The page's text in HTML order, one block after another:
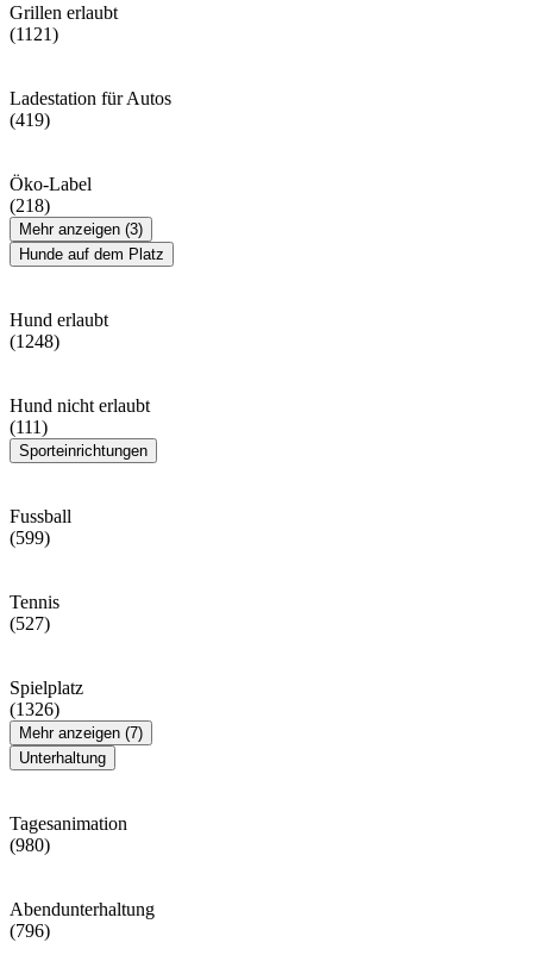
Grillen erlaubt
(1121)
Ladestation für Autos
(419)
Öko-Label
(218)
Mehr anzeigen (3)
Hunde auf dem Platz
Hund erlaubt
(1248)
Hund nicht erlaubt
(111)
Sporteinrichtungen
Fussball
(599)
Tennis
(527)
Spielplatz
(1326)
Mehr anzeigen (7)
Unterhaltung
Tagesanimation
(980)
Abendunterhaltung
(796)